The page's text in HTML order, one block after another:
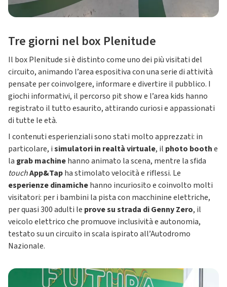
Tre giorni nel box Plenitude
Il box Plenitude si è distinto come uno dei più visitati del
circuito, animando l’area espositiva con una serie di attività
pensate per coinvolgere, informare e divertire il pubblico. I
giochi informativi, il percorso pit show e l’area kids hanno
registrato il tutto esaurito, attirando curiosi e appassionati
di tutte le età.
I contenuti esperienziali sono stati molto apprezzati: in
particolare, isimulatori in realtà virtuale, il photo boothe
la grab machinehanno animato la scena, mentre la sfida
touchApp&Tapha stimolato velocità e riflessi. Le
esperienze dinamichehanno incuriosito e coinvolto molti
visitatori: per i bambini la pista con macchinine elettriche,
per quasi 300 adulti le prove su strada di Genny Zero, il
veicolo elettrico che promuove inclusività e autonomia,
testato su un circuito in scala ispirato all’Autodromo
Nazionale.